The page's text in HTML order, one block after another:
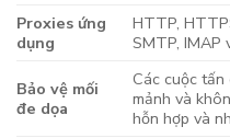
Proxies ứng
dụng
HTTP,
SMTP, IMAP
Bảo vệ mối
đe dọa
Các cuộc
mảnh và
hỗn hợp và